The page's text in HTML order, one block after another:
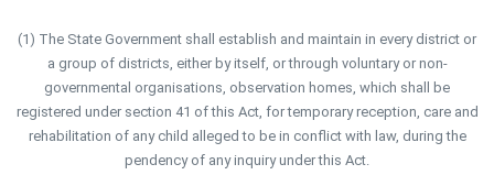
(1) The State Government shall establish and maintain in every district or
a group of districts, either by itself, or through voluntary or non-
governmental organisations, observation homes, which shall be
registered under section 41 of this Act, for temporary reception, care and
rehabilitation of any child alleged to be in conflict with law, during the
pendency of any inquiry under this Act.